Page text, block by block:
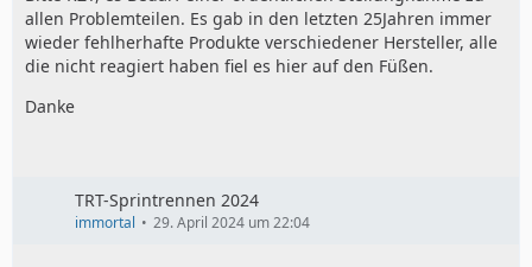
1. Welle gekauft und 20000km gefahren
2. Regeneriert und 7000km gefahren (ZZP war
regeneriert wieder
wurde das hier besprochene Pleuel verbaut
allen Problemteilen. Es gab in den letzten 25Jahren immer
wieder fehlherhafte Produkte verschiedener Hersteller, alle
die nicht reagiert haben fiel es hier auf den Füßen.
Danke
TRT-Sprintrennen 2024
immortal 29. April 2024 um 22:04